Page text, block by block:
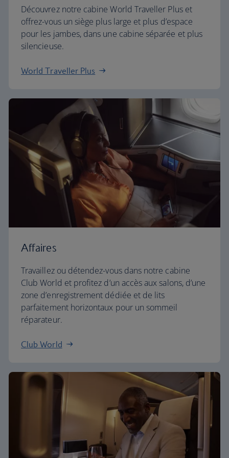
Découvrez notre cabine World Traveller Plus et
offrez-vous un siège plus large et plus d’espace
pour les jambes, dans une cabine séparée et plus
silencieuse.
World Traveller Plus
Affaires
Travaillez ou détendez-vous dans notre cabine
Club World et profitez d’un accès aux salons, d’une
zone d’enregistrement dédiée et de lits
parfaitement horizontaux pour un sommeil
réparateur.
Club World